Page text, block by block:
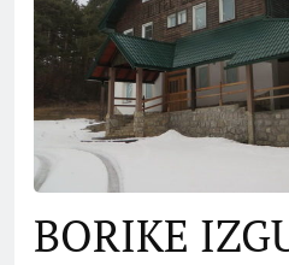
BORIKE